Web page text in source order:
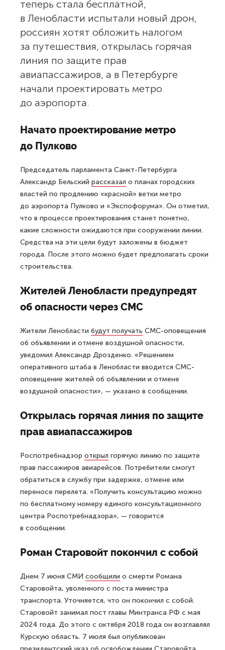
теперь стала бесплатной,
в Ленобласти испытали новый дрон,
россиян хотят обложить налогом
за путешествия, открылась горячая
линия по защите прав
авиапассажиров, а в Петербурге
начали проектировать метро
до аэропорта.
Начато проектирование метро
до Пулково
Председатель парламента Санкт-Петербурга
Александр Бельский рассказал о планах городских
властей по продлению «красной» ветки метро
до аэропорта Пулково и «Экспофорума». Он отметил,
что в процессе проектирования станет понятно,
какие сложности ожидаются при сооружении линии.
Средства на эти цели будут заложены в бюджет
города. После этого можно будет предполагать сроки
строительства.
Жителей Ленобласти предупредят
об опасности через СМС
Жители Ленобласти будут получать СМС-оповещения
об объявлении и отмене воздушной опасности,
уведомил Александр Дрозденко. «Решением
оперативного штаба в Ленобласти вводится СМС-
оповещение жителей об объявлении и отмене
воздушной опасности», — указано в сообщении.
Открылась горячая линия по защите
прав авиапассажиров
Роспотребнадзор открыл горячую линию по защите
прав пассажиров авиарейсов. Потребители смогут
обратиться в службу при задержке, отмене или
переносе перелета. «Получить консультацию можно
по бесплатному номеру единого консультационного
центра Роспотребнадзора», — говорится
в сообщении.
Роман Старовойт покончил с собой
Днем 7 июня СМИ сообщили о смерти Романа
Старовойта, уволенного с поста министра
транспорта. Уточняется, что он покончил с собой.
Старовойт занимал пост главы Минтранса РФ с мая
2024 года. До этого с октября 2018 года он возглавлял
Курскую область. 7 июля был опубликован